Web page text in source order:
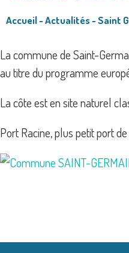
Accueil~Actualités~Saint
La commune de Saint-
au titre du programme
La côte est en site naturel
Port Racine, plus petit port